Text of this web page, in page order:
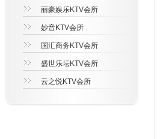
丽豪娱乐KTV会所
妙音KTV会所
国汇商务KTV会所
盛世乐坛KTV会所
云之悦KTV会所